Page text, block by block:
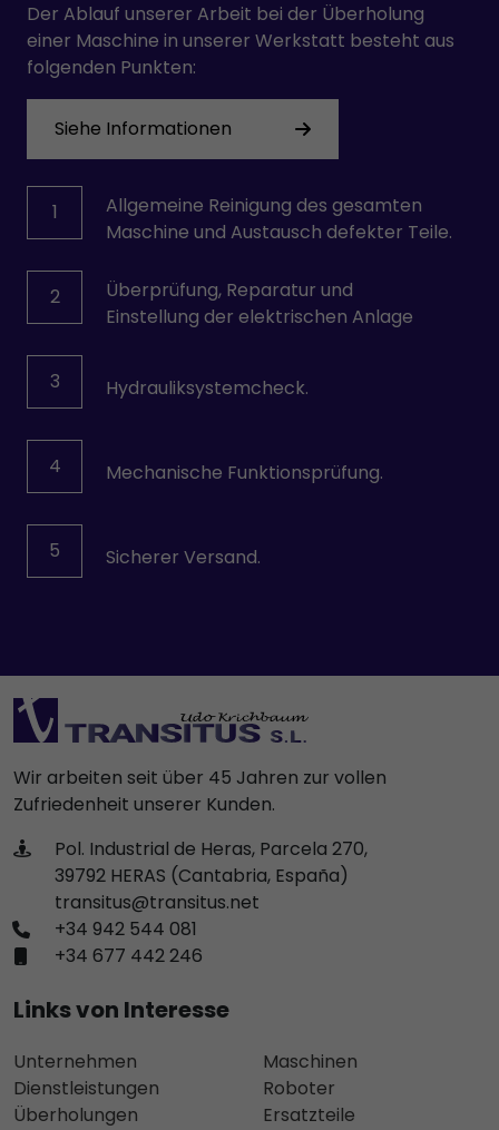
Der Ablauf unserer Arbeit bei der Überholung
einer Maschine in unserer Werkstatt besteht aus
folgenden Punkten:
Siehe Informationen
1
Allgemeine Reinigung des gesamten
Maschine und Austausch defekter Teile.
2
Überprüfung, Reparatur und
Einstellung der elektrischen Anlage
3 Hydrauliksystemcheck.
4 Mechanische Funktionsprüfung.
5 Sicherer Versand.
Wir arbeiten seit über 45 Jahren zur vollen
Zufriedenheit unserer Kunden.
Pol. Industrial de Heras, Parcela 270,
39792 HERAS (Cantabria, España)
transitus@transitus.net
+34 942 544 081
+34 677 442 246
Links von Interesse
Unternehmen
Dienstleistungen
Überholungen
Maschinen
Roboter
Ersatzteile